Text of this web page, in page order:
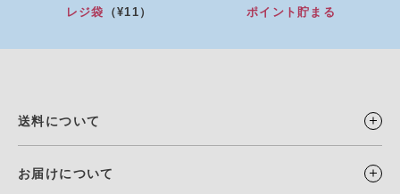
レジ袋
（¥11）
ポイント貯まる
送料について
お届けについて